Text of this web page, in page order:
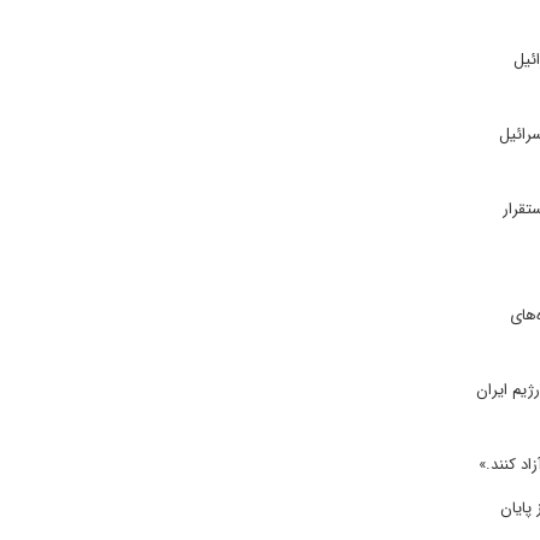
و علیه استقرار
رژیم ایران